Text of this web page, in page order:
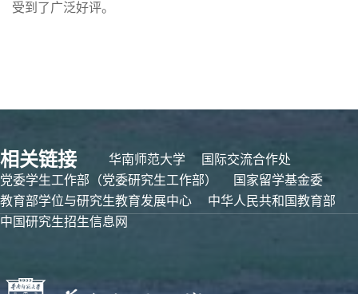
受到了广泛好评。
相关链接 华南师范大学
国际交流合作处
党委学生工作部（党委研究生工作部）
国家留学基金委
教育部学位与研究生教育发展中心
中华人民共和国教育部
中国研究生招生信息网